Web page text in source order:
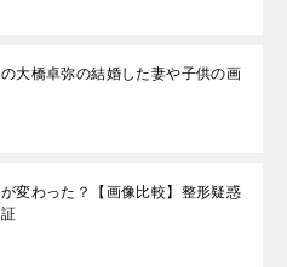
大橋卓弥の結婚した妻や子供の画
変わった？【画像比較】整形疑惑